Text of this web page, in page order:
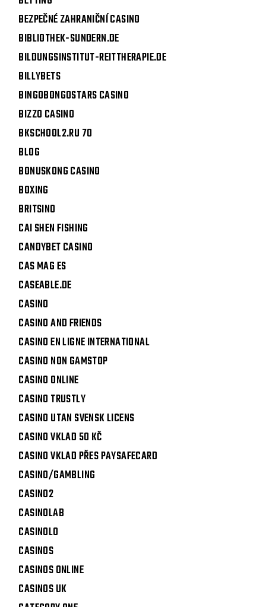
BEZPEČNÉ ZAHRANIČNÍ CASINO
BIBLIOTHEK-SUNDERN.DE
BILDUNGSINSTITUT-REITTHERAPIE.DE
BILLYBETS
BINGOBONGOSTARS CASINO
BIZZO CASINO
BKSCHOOL2.RU 70
BLOG
BONUSKONG CASINO
BOXING
BRITSINO
CAI SHEN FISHING
CANDYBET CASINO
CAS MAG ES
CASEABLE.DE
CASINO
CASINO AND FRIENDS
CASINO EN LIGNE INTERNATIONAL
CASINO NON GAMSTOP
CASINO ONLINE
CASINO TRUSTLY
CASINO UTAN SVENSK LICENS
CASINO VKLAD 50 KČ
CASINO VKLAD PŘES PAYSAFECARD
CASINO/GAMBLING
CASINO2
CASINOLAB
CASINOLO
CASINOS
CASINOS ONLINE
CASINOS UK